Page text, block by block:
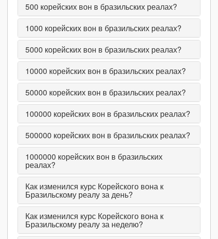
500 корейских вон в бразильских реалах?
1000 корейских вон в бразильских реалах?
5000 корейских вон в бразильских реалах?
10000 корейских вон в бразильских реалах?
50000 корейских вон в бразильских реалах?
100000 корейских вон в бразильских реалах?
500000 корейских вон в бразильских реалах?
1000000 корейских вон в бразильских
реалах?
Как изменился курс Корейского вона к
Бразильскому реалу за день?
Как изменился курс Корейского вона к
Бразильскому реалу за неделю?